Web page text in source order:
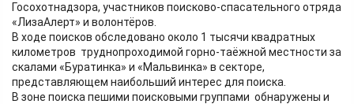
Госохотнадзора, участников поисково-спасательного отряда
«ЛизаАлерт» и волонтёров.
В ходе поисков обследовано около 1 тысячи квадратных
километров труднопроходимой горно-таёжной местности за
скалами «Буратинка» и «Мальвинка» в секторе,
представляющем наибольший интерес для поиска.
В зоне поиска пешими поисковыми группами обнаружены и